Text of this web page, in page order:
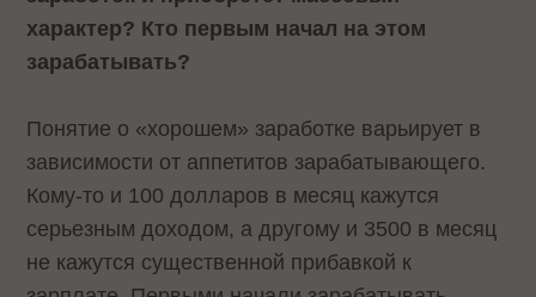
характер? Кто первым начал на этом
зарабатывать?
Понятие о «хорошем» заработке варьирует в
зависимости от аппетитов зарабатывающего.
Кому-то и 100 долларов в месяц кажутся
серьезным доходом, а другому и 3500 в месяц
не кажутся существенной прибавкой к